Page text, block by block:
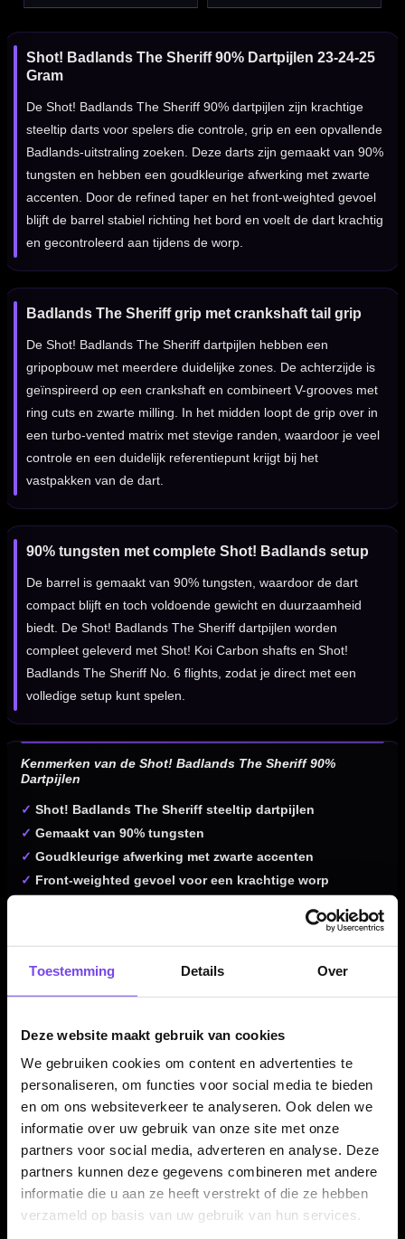
Toestemming Details Over
Deze website maakt gebruik van cookies
We gebruiken cookies om content en advertenties te
personaliseren, om functies voor social media te bieden
en om ons websiteverkeer te analyseren. Ook delen we
informatie over uw gebruik van onze site met onze
partners voor social media, adverteren en analyse. Deze
partners kunnen deze gegevens combineren met andere
informatie die u aan ze heeft verstrekt of die ze hebben
verzameld op basis van uw gebruik van hun services.
Shot! Badlands The Sheriff 90% Dartpijlen 23-24-25
Gram
De Shot! Badlands The Sheriff 90% dartpijlen zijn krachtige
steeltip darts voor spelers die controle, grip en een opvallende
Badlands-uitstraling zoeken. Deze darts zijn gemaakt van 90%
tungsten en hebben een goudkleurige afwerking met zwarte
accenten. Door de refined taper en het front-weighted gevoel
blijft de barrel stabiel richting het bord en voelt de dart krachtig
en gecontroleerd aan tijdens de worp.
Badlands The Sheriff grip met crankshaft tail grip
De Shot! Badlands The Sheriff dartpijlen hebben een
gripopbouw met meerdere duidelijke zones. De achterzijde is
geïnspireerd op een crankshaft en combineert V-grooves met
ring cuts en zwarte milling. In het midden loopt de grip over in
een turbo-vented matrix met stevige randen, waardoor je veel
controle en een duidelijk referentiepunt krijgt bij het
vastpakken van de dart.
90% tungsten met complete Shot! Badlands setup
De barrel is gemaakt van 90% tungsten, waardoor de dart
compact blijft en toch voldoende gewicht en duurzaamheid
biedt. De Shot! Badlands The Sheriff dartpijlen worden
compleet geleverd met Shot! Koi Carbon shafts en Shot!
Badlands The Sheriff No. 6 flights, zodat je direct met een
volledige setup kunt spelen.
Kenmerken van de Shot! Badlands The Sheriff 90%
Dartpijlen
✓ Shot! Badlands The Sheriff steeltip dartpijlen
✓ Gemaakt van 90% tungsten
✓ Goudkleurige afwerking met zwarte accenten
✓ Front-weighted gevoel voor een krachtige worp
Turbo-vented grip matrix voor extra controle
✓ Refined taper met drie duidelijke gripzones
Verkrijgbaar in 23, 24 en 25 gram
✓ Compleet geleverd met Shot! shafts en Shot! flights
Dartpijl Materiaal:90% Tungsten
Dartpijl Gewicht:23-24-25 Gram
Tapered / front-weighted barrel
Gewichtsverdeling:
Grip type:
Crankshaft tail grip / V-grooves / ring cuts / turbo-
vented matrix